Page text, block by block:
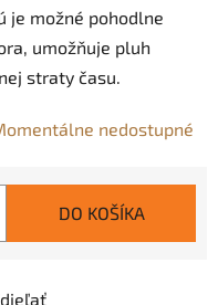
je možné pohodlne
umožňuje pluh
straty času.
nedostupné
DO KOŠÍKA